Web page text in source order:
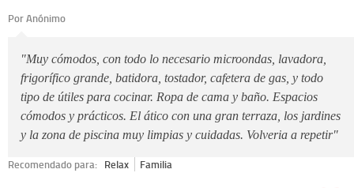
Por Anónimo
"Muy cómodos, con todo lo necesario microondas, lavadora,
frigorífico grande, batidora, tostador, cafetera de gas, y todo
tipo de útiles para cocinar. Ropa de cama y baño. Espacios
cómodos y prácticos. El ático con una gran terraza, los jardines
y la zona de piscina muy limpias y cuidadas. Volveria a repetir"
Recomendado para: Relax Familia